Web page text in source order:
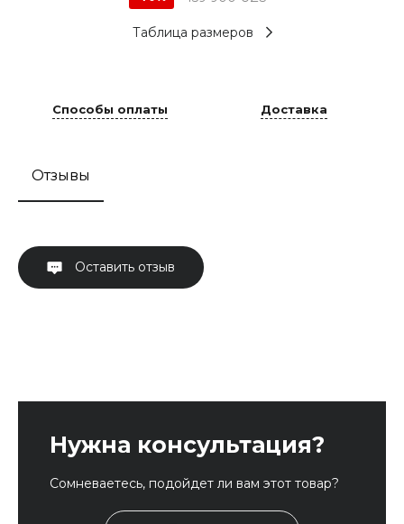
Таблица размеров
Способы оплаты Доставка
Отзывы
Оставить отзыв
Нужна консультация?
Сомневаетесь, подойдет ли вам этот товар?